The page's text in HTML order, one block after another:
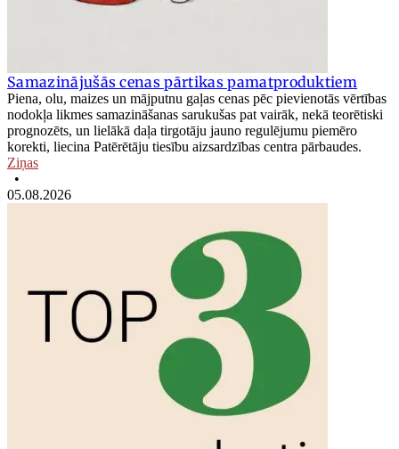
Samazinājušās cenas pārtikas pamatproduktiem
Piena, olu, maizes un mājputnu gaļas cenas pēc pievienotās vērtības
nodokļa likmes samazināšanas sarukušas pat vairāk, nekā teorētiski
prognozēts, un lielākā daļa tirgotāju jauno regulējumu piemēro
korekti, liecina Patērētāju tiesību aizsardzības centra pārbaudes.
Ziņas
•
05.08.2026